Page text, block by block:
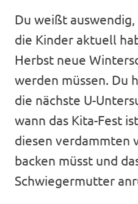
Du weißt
die Kinder aktuell
Herbst neue
werden müssen. Du
die nächste U-
wann das Kita-Fest
diesen verdammten
backen müsst und
Schwiegermutter